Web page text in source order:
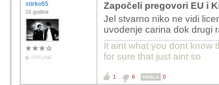
stirko55
16 godina
OFFLINE
Započeli pregovori EU i
Jel stvarno niko ne vidi
uvodenje carina dok drugi
It aint what you dont know
for sure that just aint so
1 6 HVALA 0